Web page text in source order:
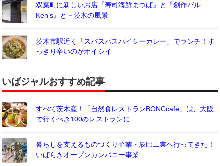
双葉町に新しいお店『寿司海鮮まつば』と『創作バル
Ken’s』と－茨木の風景
茨木市駅近く「スパスパスパイシーカレー」でランチ！す
っきり辛いのがオイシイ
いばジャルおすすめ記事
すべて茨木産！「自然食レストランBONOcafe」は、大阪
で行くべき100のレストランに
暮らしを支えるものづくり企業・辰巳工業へ行ってきた！
いばらきオープンカンパニー事業